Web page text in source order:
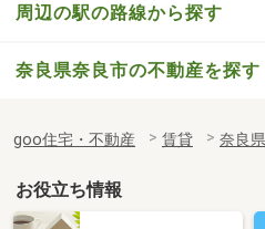
周辺の駅の路線から探す
奈良県奈良市の不動産を探す
goo住宅・不動産 賃貸 奈良県
お役立ち情報